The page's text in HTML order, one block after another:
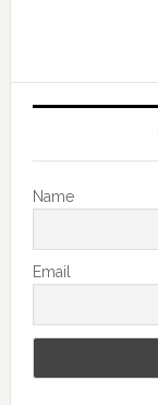
Name
Email